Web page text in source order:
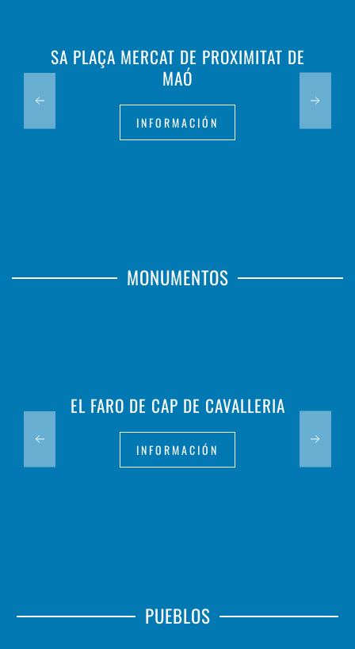
SA PLAÇA MERCAT DE PROXIMITAT DE
MAÓ
INFORMACIÓN
MONUMENTOS
EL FARO DE CAP DE CAVALLERIA
INFORMACIÓN
PUEBLOS